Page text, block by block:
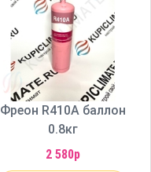
Фреон R410A баллон
0.8кг
2 580р